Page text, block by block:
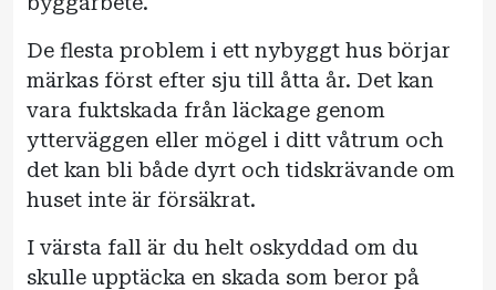
De flesta problem i ett nybyggt hus börjar
märkas först efter sju till åtta år. Det kan
vara fuktskada från läckage genom
ytterväggen eller mögel i ditt våtrum och
det kan bli både dyrt och tidskrävande om
huset inte är försäkrat.
I värsta fall är du helt oskyddad om du
skulle upptäcka en skada som beror på